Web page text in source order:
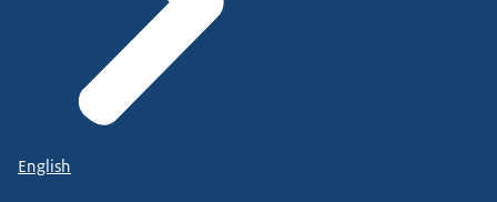
English